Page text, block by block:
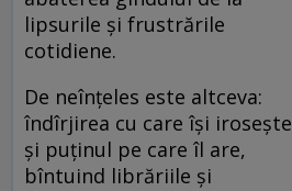
lipsurile și frustrările
cotidiene.
De neînțeles este altceva:
îndîrjirea cu care își irosește
și puținul pe care îl are,
bîntuind librăriile și